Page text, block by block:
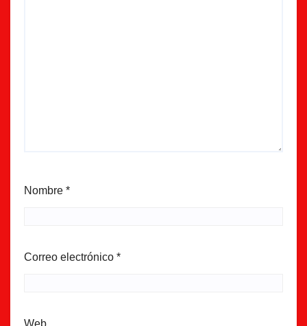
Nombre *
Correo electrónico *
Web